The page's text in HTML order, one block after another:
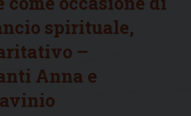
spirituale,
–
Anna e